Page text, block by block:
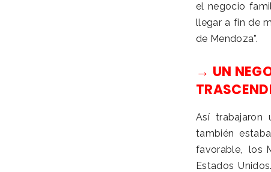
el negocio
llegar a fin de
de Mendoza”.
→ UN
Así
también
favorable, los
Estados